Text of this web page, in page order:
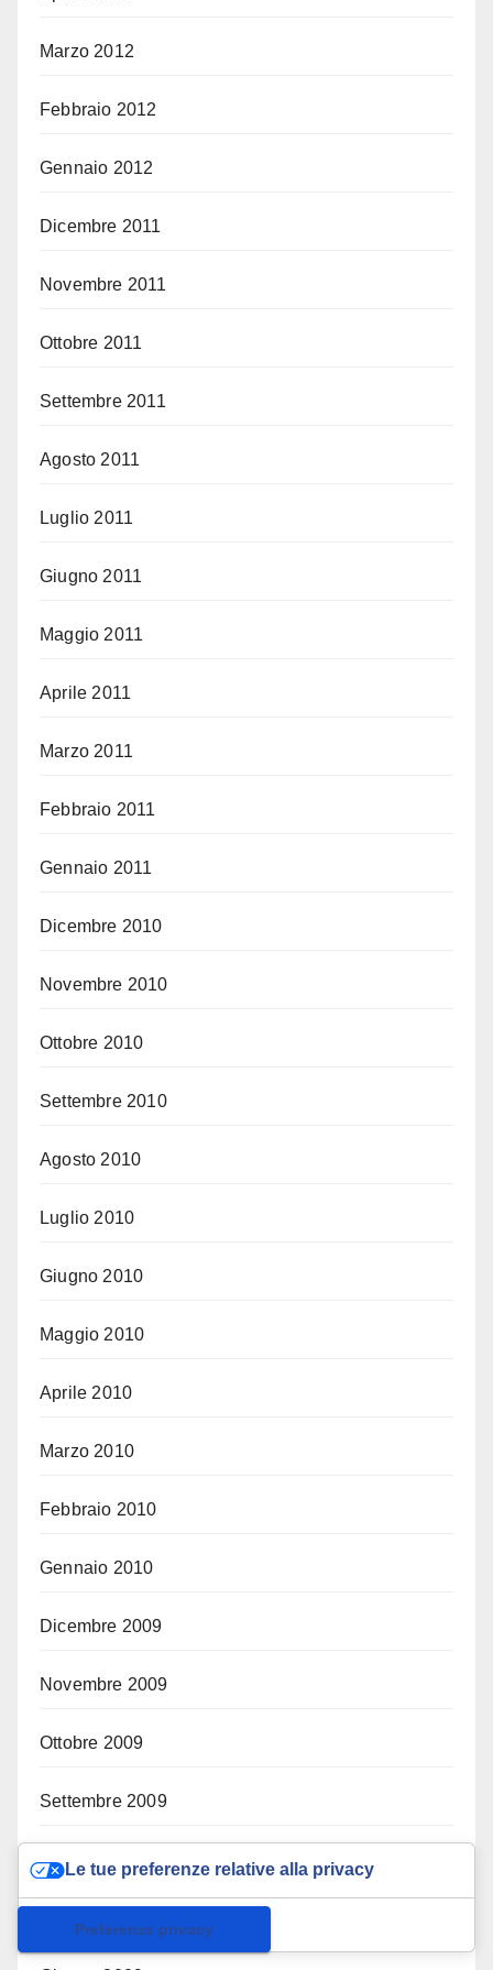
Marzo 2012
Febbraio 2012
Gennaio 2012
Dicembre 2011
Novembre 2011
Ottobre 2011
Settembre 2011
Agosto 2011
Luglio 2011
Giugno 2011
Maggio 2011
Aprile 2011
Marzo 2011
Febbraio 2011
Gennaio 2011
Dicembre 2010
Novembre 2010
Ottobre 2010
Settembre 2010
Agosto 2010
Luglio 2010
Giugno 2010
Maggio 2010
Aprile 2010
Marzo 2010
Febbraio 2010
Gennaio 2010
Dicembre 2009
Novembre 2009
Ottobre 2009
Settembre 2009
Agosto 2009
Le tue preferenze relative alla privacy
Informativa sulla raccolta